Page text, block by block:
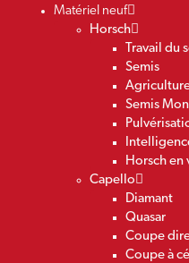
Matériel neuf
Horsch
Travail du
Semis
Semis
Horsch en
Capello
Diamant
Quasar
Coupe
Coupe à